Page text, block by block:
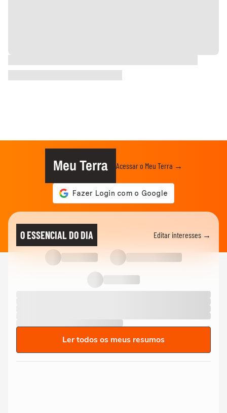
Meu Terra Acessar o Meu Terra →
O ESSENCIAL DO DIA Editar interesses →
Ler todos os meus resumos